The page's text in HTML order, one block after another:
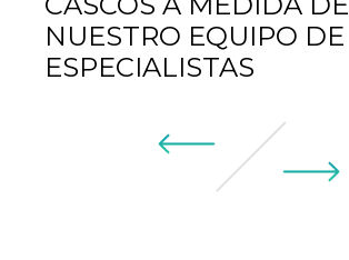
NUESTRO EQUIPO DE
ESPECIALISTAS